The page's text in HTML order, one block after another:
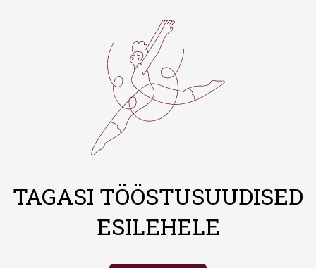
TAGASI TÖÖSTUSUUDISED
ESILEHELE